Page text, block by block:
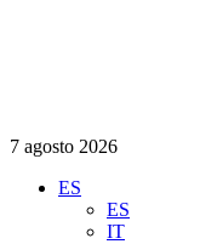
7 agosto 2026
ES
ES
IT